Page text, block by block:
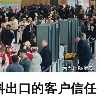
出口的客户信任